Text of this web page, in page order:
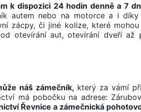
k dispozici 24 hodin denně a 7
autem nebo na motorce a i díky
zácpy, či jiné kolize, které
otevírání aut, otevírání dveří až
náš zámečník, který za vámí
má pobočku na adrese:
Řevnice a zámečnická